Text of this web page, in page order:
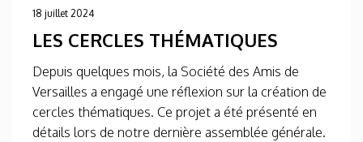
18 juillet 2024
LES CERCLES THÉMATIQUES
Depuis quelques mois, la Société des Amis de
Versailles a engagé une réflexion sur la création de
cercles thématiques. Ce projet a été présenté en
détails lors de notre dernière assemblée générale.